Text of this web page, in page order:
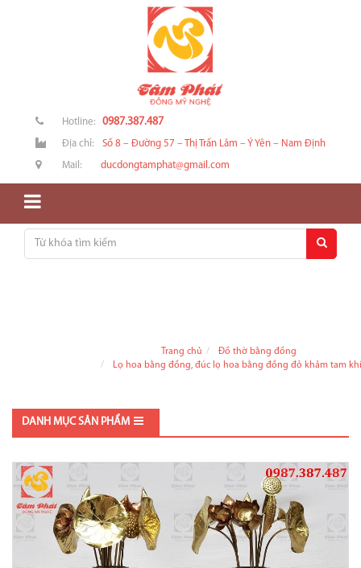
Hotline: 0987.387.487
Địa chỉ: Số 8 – Đường 57 – Thị Trấn Lâm – Ý Yên – Nam Định
Mail: ducdongtamphat@gmail.com
Trang chủ
Đồ thờ bằng đồng
Lọ hoa bằng đồng, đúc lọ hoa bằng đồng đỏ khảm tam khí
DANH MỤC SẢN PHẨM